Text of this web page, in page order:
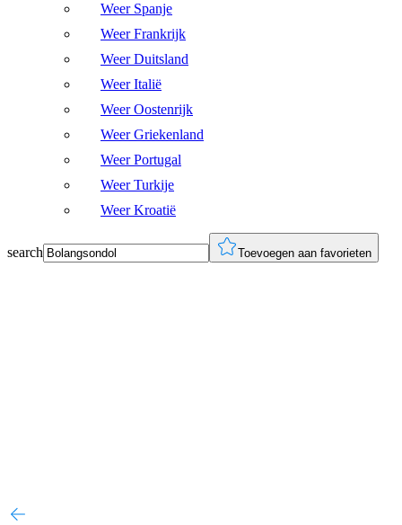
Weer Spanje
Weer Frankrijk
Weer Duitsland
Weer Italië
Weer Oostenrijk
Weer Griekenland
Weer Portugal
Weer Turkije
Weer Kroatië
search Toevoegen aan favorieten